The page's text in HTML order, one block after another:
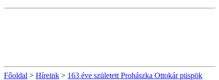
Főoldal > Híreink > 163 éve született Prohászka Ottokár püspök